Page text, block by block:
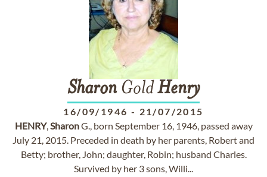
Sharon GoldHenry
16/09/1946 - 21/07/2015
HENRY,SharonG., born September 16, 1946, passed away
July 21, 2015. Preceded in death by her parents, Robert and
Betty; brother, John; daughter, Robin; husband Charles.
Survived by her 3 sons, Willi...